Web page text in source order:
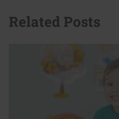
Related Posts